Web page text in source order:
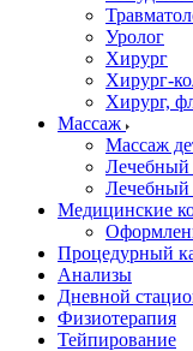
Уролог
Хирург
Хирург-
Хирург,
Массаж
Массаж
Лечебный
Лечебный
Медицинские
Процедурный
Анализы
Дневной
Физиотерапия
Тейпирование